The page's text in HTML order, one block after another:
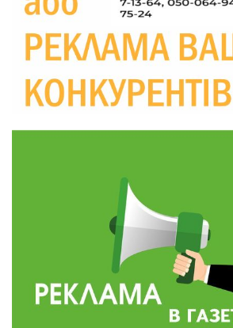
30 лип
Пишіть листи самому собі, або
маніпуляційбез конфліктів
19:29
30 лип
«Все закінчиться, приїду й
26-річного Захисника
20:06
Паливо по 100 грн та ризик
Житлові сертифікати,
підтримка ВПО: підсумки
Краснопільської селищної
Валентина Масалітіна: «Нас
Перемогу і повернення
Знову біль… Знову втрата… На
повертається захисник